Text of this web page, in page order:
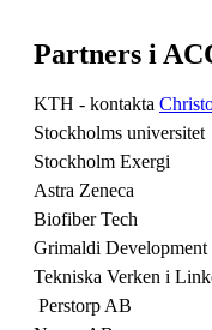
Partners i
KTH - kontakta
Stockholms universitet
Stockholm Exergi
Astra Zeneca
Biofiber Tech
Grimaldi Development
Tekniska Verken i
Perstorp AB